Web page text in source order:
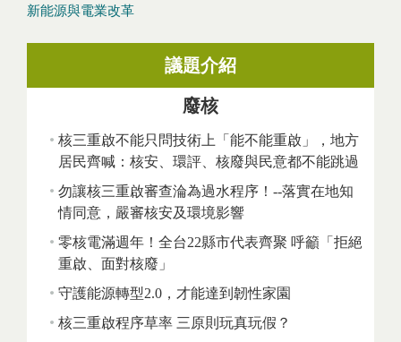
新能源與電業改革
議題介紹
廢核
核三重啟不能只問技術上「能不能重啟」，地方
居民齊喊：核安、環評、核廢與民意都不能跳過
勿讓核三重啟審查淪為過水程序！--落實在地知
情同意，嚴審核安及環境影響
零核電滿週年！全台22縣市代表齊聚 呼籲「拒絕
重啟、面對核廢」
守護能源轉型2.0，才能達到韌性家園
核三重啟程序草率 三原則玩真玩假？